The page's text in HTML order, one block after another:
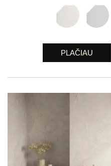
PLAČIAU